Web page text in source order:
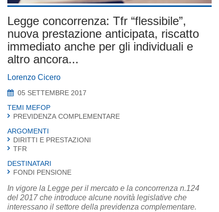
Legge concorrenza: Tfr “flessibile”,
nuova prestazione anticipata, riscatto
immediato anche per gli individuali e
altro ancora...
Lorenzo Cicero
05 SETTEMBRE 2017
TEMI MEFOP
PREVIDENZA COMPLEMENTARE
ARGOMENTI
DIRITTI E PRESTAZIONI
TFR
DESTINATARI
FONDI PENSIONE
In vigore la Legge per il mercato e la concorrenza n.124
del 2017 che introduce alcune novità legislative che
interessano il settore della previdenza complementare.